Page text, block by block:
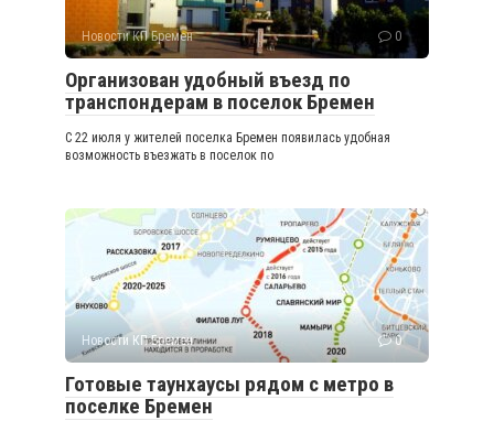
Новости КП Бремен 0
Организован удобный въезд по
транспондерам в поселок Бремен
С 22 июля у жителей поселка Бремен появилась удобная
возможность въезжать в поселок по
Новости КП Бремен 0
Готовые таунхаусы рядом с метро в
поселке Бремен